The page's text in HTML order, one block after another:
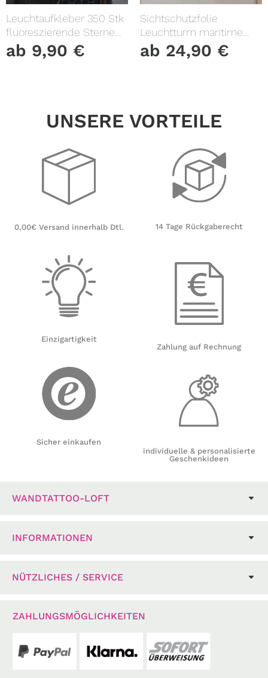
Leuchtaufkleber 350 Stk
fluoreszierende Sterne
und Punkte leuchten im
Dunklen Kinderzimmer
ab 9,90 €
Sichtschutzfolie
Leuchtturm maritime
Fensterfolie Fensterdeko
Milchglasfolie
ab 24,90 €
UNSERE VORTEILE
0,00€ Versand innerhalb Dtl.
Einzigartigkeit
Sicher einkaufen
14 Tage Rückgaberecht
Zahlung auf Rechnung
individuelle & personalisierte
Geschenkideen
WANDTATTOO-LOFT
INFORMATIONEN
NÜTZLICHES / SERVICE
ZAHLUNGSMÖGLICHKEITEN